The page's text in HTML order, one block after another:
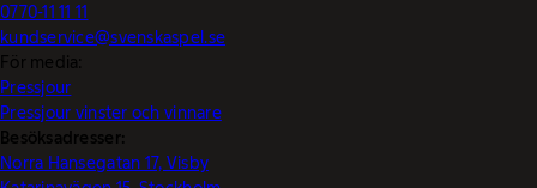
0770-11 11 11
kundservice@svenskaspel.se
För media:
Pressjour
Pressjour vinster och vinnare
Besöksadresser:
Norra Hansegatan 17, Visby